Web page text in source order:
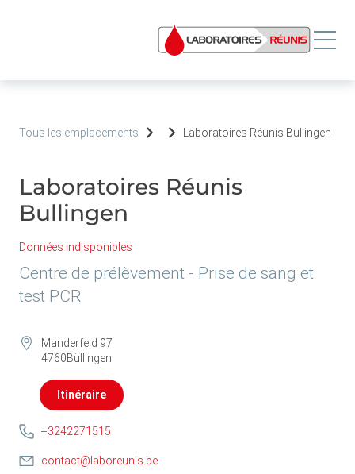
Tous les emplacements Laboratoires Réunis Bullingen
Laboratoires Réunis
Bullingen
Données indisponibles
Centre de prélèvement - Prise de sang et
test PCR
Manderfeld 97
4760Büllingen
Itinéraire
+3242271515
contact@laboreunis.be